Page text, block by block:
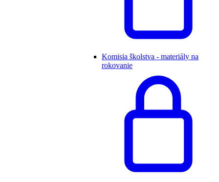
Komisia školstva - materiály na
rokovanie